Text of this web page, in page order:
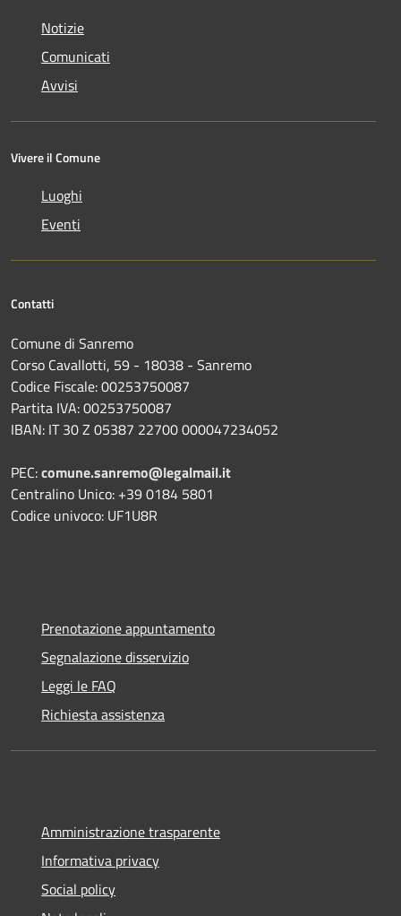
Notizie
Comunicati
Avvisi
Vivere il Comune
Luoghi
Eventi
Contatti
Comune di Sanremo
Corso Cavallotti, 59 - 18038 - Sanremo
Codice Fiscale: 00253750087
Partita IVA: 00253750087
IBAN: IT 30 Z 05387 22700 000047234052
PEC:comune.sanremo@legalmail.it
Centralino Unico: +39 0184 5801
Codice univoco: UF1U8R
Prenotazione appuntamento
Segnalazione disservizio
Leggi le FAQ
Richiesta assistenza
Amministrazione trasparente
Informativa privacy
Social policy